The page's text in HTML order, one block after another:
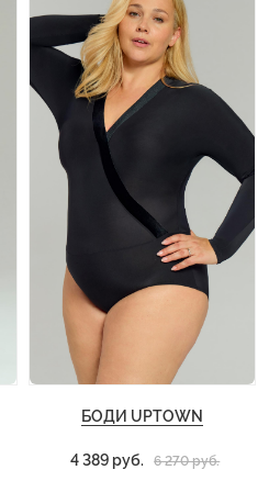
БОДИ UPTOWN
4 389 руб. 6 270 руб.